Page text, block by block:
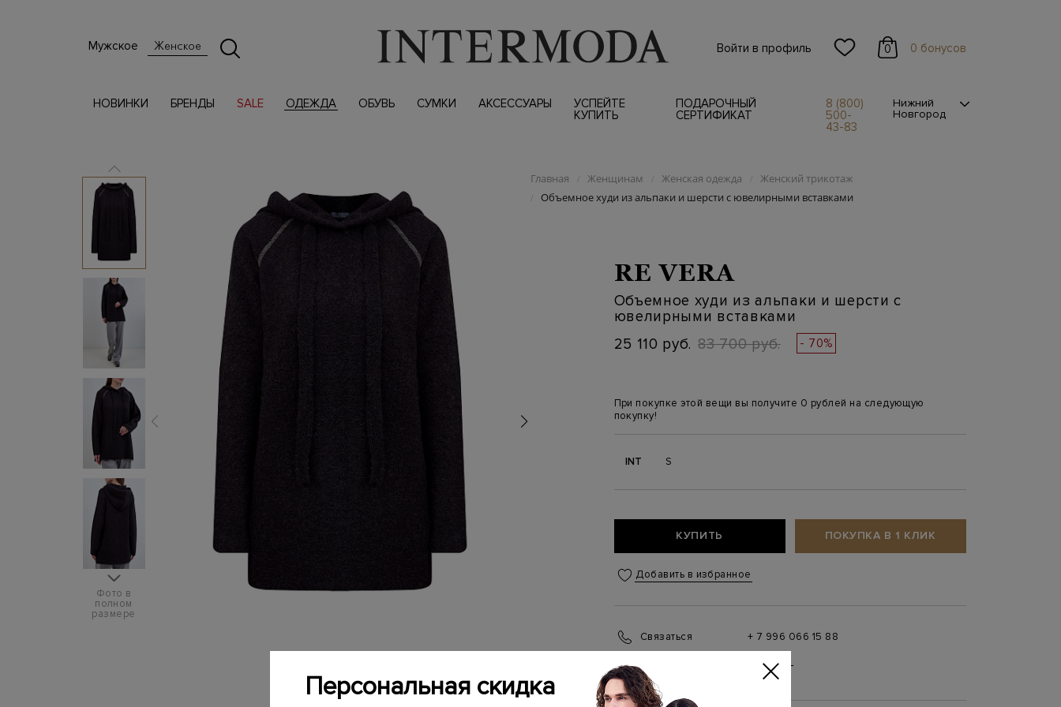
Мужское Женское Войти в профиль 0 0 бонусов
НОВИНКИ БРЕНДЫ SALE ОДЕЖДА ОБУВЬ СУМКИ АКСЕССУАРЫ
УСПЕЙТЕ
КУПИТЬ
ПОДАРОЧНЫЙ
СЕРТИФИКАТ
8 (800)
500-
43-83
Нижний
Новгород
Фото в
полном
размере
Главная / Женщинам / Женская одежда / Женский трикотаж
/ Объемное худи из альпаки и шерсти с ювелирными вставками
RE VERA
Объемное худи из альпаки и шерсти с
ювелирными вставками
25 110 руб. 83 700 руб. - 70%
При покупке этой вещи вы получите 0 рублей на следующую
покупку!
INT S
КУПИТЬ ПОКУПКА В 1 КЛИК
Добавить в избранное
Связаться
+ 7 996 066 15 88
(ежедневно с 10:00 до 21:00)
Персональная скидка